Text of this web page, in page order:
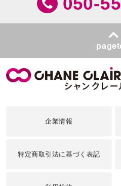
企業情報
特定商取引法に基づく表記